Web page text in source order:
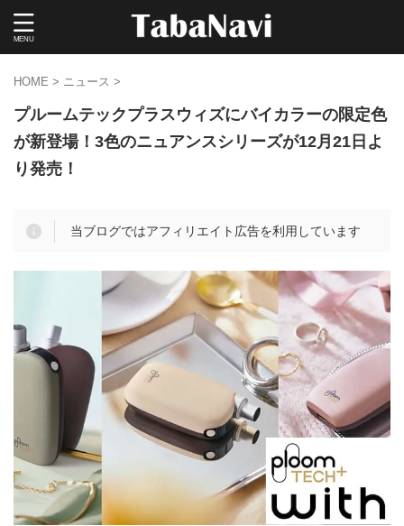
HOME > ニュース >
プルームテックプラスウィズにバイカラーの限定色
が新登場！3色のニュアンスシリーズが12月21日よ
り発売！
当ブログではアフィリエイト広告を利用しています